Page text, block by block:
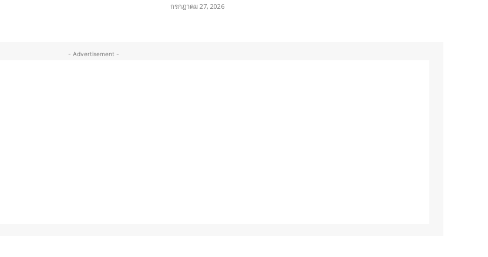
กรกฎาคม 27, 2026
- Advertisement -